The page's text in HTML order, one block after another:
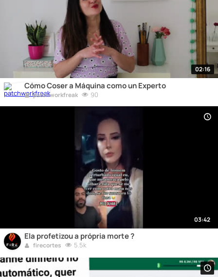
02:16
Cómo Coser a Máquina como un Experto
patchworkfreak 90
03:42
Ela profetizou a própria morte ?
firecortes 5.5k